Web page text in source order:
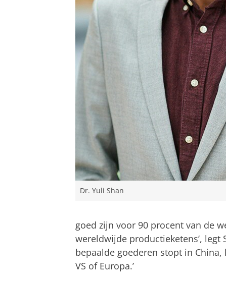
Dr. Yuli Shan
goed zijn voor 90 procent van de
wereldwijde productieketens’, legt
bepaalde goederen stopt in
VS of Europa.’